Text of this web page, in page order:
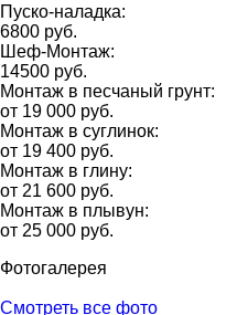
Пуско-наладка:
6800 руб.
Шеф-Монтаж:
14500 руб.
Монтаж в песчаный грунт:
от 19 000 руб.
Монтаж в суглинок:
от 19 400 руб.
Монтаж в глину:
от 21 600 руб.
Монтаж в плывун:
от 25 000 руб.
Фотогалерея
Смотреть все фото